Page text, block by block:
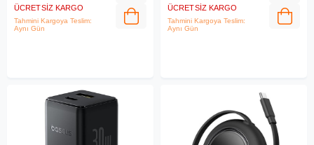
ÜCRETSIZ KARGO
Tahmini Kargoya Teslim:
Aynı Gün
ÜCRETSIZ KARGO
Tahmini Kargoya Teslim:
Aynı Gün